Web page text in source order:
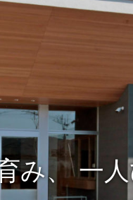
み、 一